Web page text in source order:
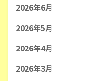
2026年6月
2026年5月
2026年4月
2026年3月